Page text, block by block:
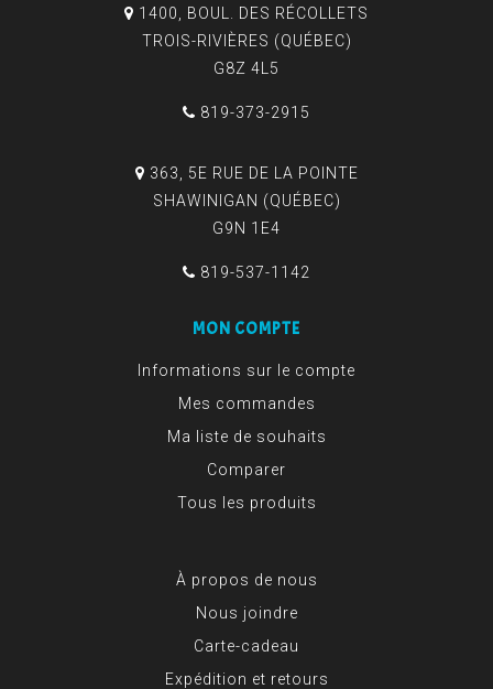
1400, BOUL. DES RÉCOLLETS
TROIS-RIVIÈRES (QUÉBEC)
G8Z 4L5
819-373-2915
363, 5E RUE DE LA POINTE
SHAWINIGAN (QUÉBEC)
G9N 1E4
819-537-1142
MON COMPTE
Informations sur le compte
Mes commandes
Ma liste de souhaits
Comparer
Tous les produits
À propos de nous
Nous joindre
Carte-cadeau
Expédition et retours